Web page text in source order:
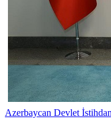
Azerbaycan Devlet